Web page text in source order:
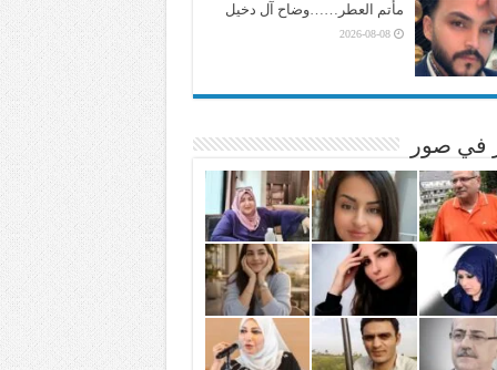
مأتم العطر……وضاح آل دخيل
2026-08-08
في صور